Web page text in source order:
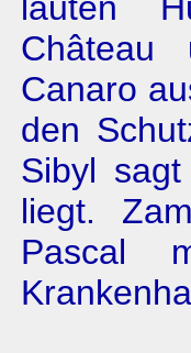
lauten
Canaro
den
Sibyl
liegt.
Pascal